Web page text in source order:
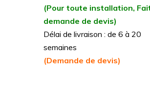
(Pour toute installation,
demande de devis)
Délai de livraison : de 6 à 20
semaines
(Demande de devis)